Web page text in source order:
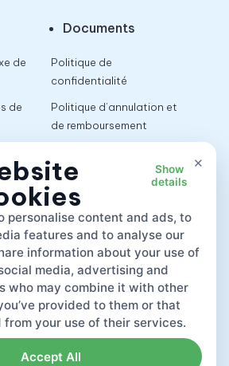
de
de
Documents
Politique de
confidentialité
Politique d’annulation et
de remboursement
App
×
Show
details
personalise content and ads, to
features and to analyse our
information about your use of
media, advertising and
who may combine it with other
provided to them or that
from your use of their services.
Accept All